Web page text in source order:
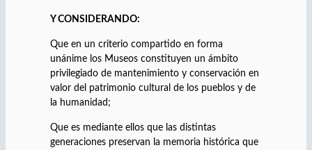
Y CONSIDERANDO:
Que en un criterio compartido en forma
unánime los Museos constituyen un ámbito
privilegiado de mantenimiento y conservación en
valor del patrimonio cultural de los pueblos y de
la humanidad;
Que es mediante ellos que las distintas
generaciones preservan la memoria histórica que